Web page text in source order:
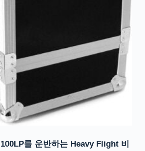
를 운반하는 Heavy Flight 비